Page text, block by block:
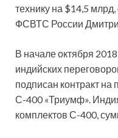
технику на $14,5
ФСВТС России
В начале октября
индийских
подписан контракт
С-400 «Триумф».
комплектов С-400,